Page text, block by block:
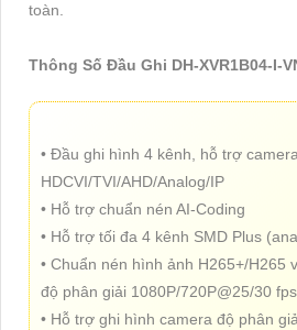
toàn.
Thông Số Đầu Ghi DH-XVR1B04-I-
• Đầu ghi hình 4 kênh, hỗ trợ
HDCVI/TVI/AHD/Analog/IP
• Hỗ trợ chuẩn nén AI-Coding
• Hỗ trợ tối đa 4 kênh SMD Plus
• Chuẩn nén hình ảnh H265+/H265
độ phân giải 1080P/720P@25/30 fps
• Hỗ trợ ghi hình camera độ phân